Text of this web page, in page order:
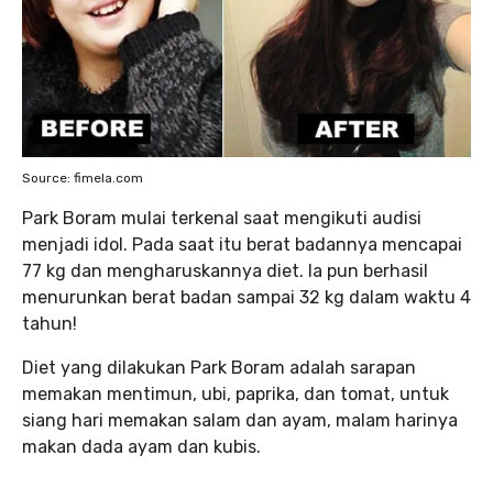
Source: fimela.com
Park Boram mulai terkenal saat mengikuti audisi
menjadi idol. Pada saat itu berat badannya mencapai
77 kg dan mengharuskannya diet. Ia pun berhasil
menurunkan berat badan sampai 32 kg dalam waktu 4
tahun!
Diet yang dilakukan Park Boram adalah sarapan
memakan mentimun, ubi, paprika, dan tomat, untuk
siang hari memakan salam dan ayam, malam harinya
makan dada ayam dan kubis.